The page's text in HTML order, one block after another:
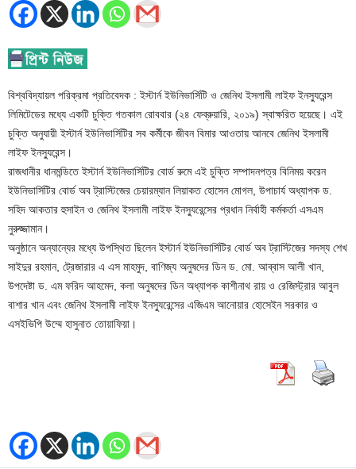
বিশ্ববিদ্যায়ল পরিক্রমা প্রতিবেদক : ইস্টার্ন ইউনিভার্সিটি ও জেনিথ ইসলামী লাইফ ইনস্যুরেন্স
লিমিটেডের মধ্যে একটি চুক্তি গতকাল রোববার (২৪ ফেব্রুয়ারি, ২০১৯) স্বাক্ষরিত হয়েছে। এই
চুক্তি অনুযায়ী ইস্টার্ন ইউনিভার্সিটির সব কর্মীকে জীবন বিমার আওতায় আনবে জেনিথ ইসলামী
লাইফ ইনস্যুরেন্স।
রাজধানীর ধানমন্ডিতে ইস্টার্ন ইউনিভার্সিটির বোর্ড রুমে এই চুক্তি সম্পাদনপত্র বিনিময় করেন
ইউনিভার্সিটির বোর্ড অব ট্রাস্টিজের চেয়ারম্যান লিয়াকত হোসেন মোগল, উপাচার্য অধ্যাপক ড.
সহিদ আকতার হুসাইন ও জেনিথ ইসলামী লাইফ ইনস্যুরেন্সের প্রধান নির্বাহী কর্মকর্তা এসএম
নুরুজ্জামান।
অনুষ্ঠানে অন্যান্যের মধ্যে উপস্থিত ছিলেন ইস্টার্ন ইউনিভার্সিটির বোর্ড অব ট্রাস্টিজের সদস্য শেখ
সাইদুর রহমান, ট্রেজারার এ এস মাহমুদ, বাণিজ্য অনুষদের ডিন ড. মো. আব্বাস আলী খান,
উপদেষ্টা ড. এম ফরিদ আহমেদ, কলা অনুষদের ডিন অধ্যাপক কাশীনাথ রায় ও রেজিস্ট্রার আবুল
বাশার খান এবং জেনিথ ইসলামী লাইফ ইনস্যুরেন্সের এজিএম আনোয়ার হোসেইন সরকার ও
এসইভিপি উম্মে হাসুনাত তোয়াফিয়া।